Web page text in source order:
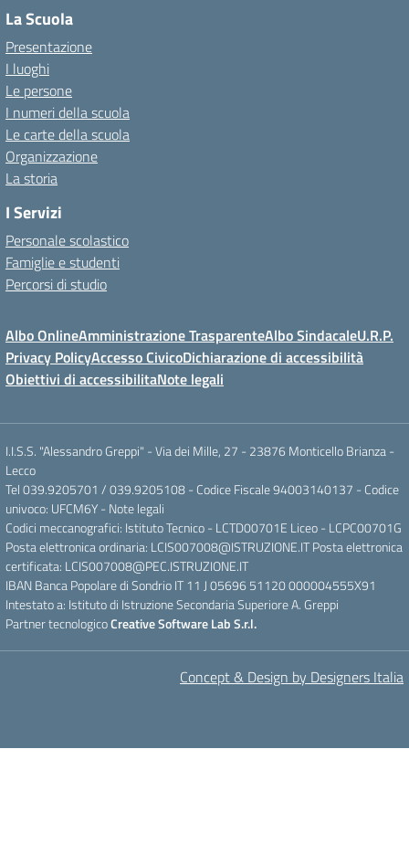
La Scuola
Presentazione
I luoghi
Le persone
I numeri della scuola
Le carte della scuola
Organizzazione
La storia
I Servizi
Personale scolastico
Famiglie e studenti
Percorsi di studio
Albo OnlineAmministrazione TrasparenteAlbo SindacaleU.R.P.
Privacy PolicyAccesso CivicoDichiarazione di accessibilità
Obiettivi di accessibilitaNote legali
I.I.S.S. "Alessandro Greppi" - Via dei Mille, 27 - 23876 Monticello Brianza -
Lecco
Tel 039.9205701 / 039.9205108 - Codice Fiscale 94003140137 - Codice
univoco: UFCM6Y - Note legali
Codici meccanografici: Istituto Tecnico - LCTD00701E Liceo - LCPC00701G
Posta elettronica ordinaria: LCIS007008@ISTRUZIONE.IT Posta elettronica
certificata: LCIS007008@PEC.ISTRUZIONE.IT
IBAN Banca Popolare di Sondrio IT 11 J 05696 51120 000004555X91
Intestato a: Istituto di Istruzione Secondaria Superiore A. Greppi
Partner tecnologicoCreative Software Lab S.r.l.
Concept & Design by Designers Italia